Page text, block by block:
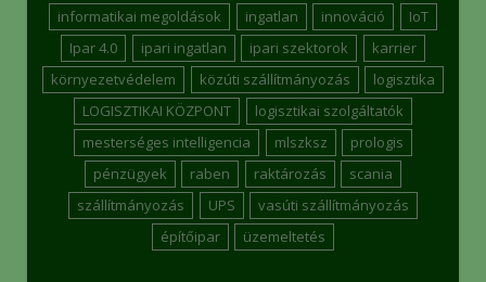
informatikai megoldások
ingatlan innováció
IoT
Ipar 4.0
ipari ingatlan ipari szektorok
karrier
környezetvédelem
közúti szállítmányozás
logisztika
LOGISZTIKAI KÖZPONT
logisztikai szolgáltatók
mesterséges intelligencia
mlszksz
prologis
pénzügyek
raben raktározás
scania
szállítmányozás
UPS
vasúti szállítmányozás
építőipar
üzemeltetés